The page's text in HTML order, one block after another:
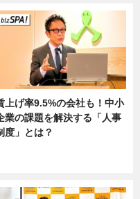
上げ率9.5%の会社も！中小
業の課題を解決する「人事
度」とは？